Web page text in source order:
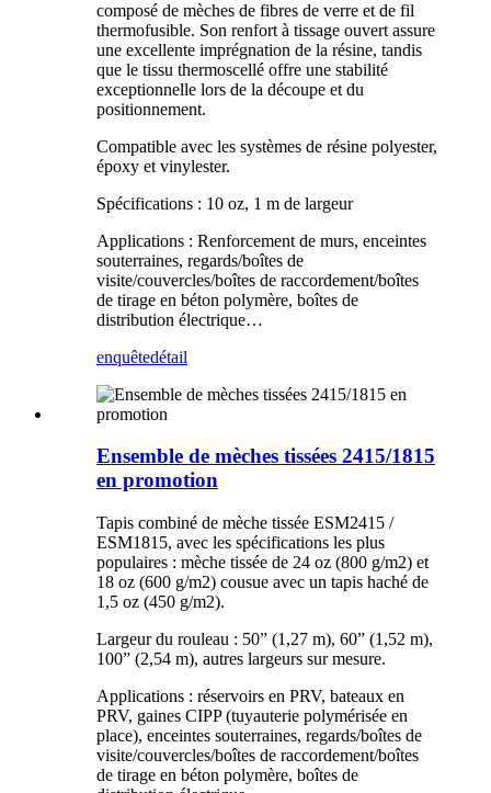
composé de mèches de fibres de verre et de fil
thermofusible. Son renfort à tissage ouvert assure
une excellente imprégnation de la résine, tandis
que le tissu thermoscellé offre une stabilité
exceptionnelle lors de la découpe et du
positionnement.
Compatible avec les systèmes de résine polyester,
époxy et vinylester.
Spécifications : 10 oz, 1 m de largeur
Applications : Renforcement de murs, enceintes
souterraines, regards/boîtes de
visite/couvercles/boîtes de raccordement/boîtes
de tirage en béton polymère, boîtes de
distribution électrique…
enquêtedétail
Ensemble de mèches tissées 2415/1815
en promotion
Tapis combiné de mèche tissée ESM2415 /
ESM1815, avec les spécifications les plus
populaires : mèche tissée de 24 oz (800 g/m2) et
18 oz (600 g/m2) cousue avec un tapis haché de
1,5 oz (450 g/m2).
Largeur du rouleau : 50” (1,27 m), 60” (1,52 m),
100” (2,54 m), autres largeurs sur mesure.
Applications : réservoirs en PRV, bateaux en
PRV, gaines CIPP (tuyauterie polymérisée en
place), enceintes souterraines, regards/boîtes de
visite/couvercles/boîtes de raccordement/boîtes
de tirage en béton polymère, boîtes de